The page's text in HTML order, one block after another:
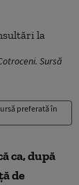
Sursă
preferată în
ca, după
de